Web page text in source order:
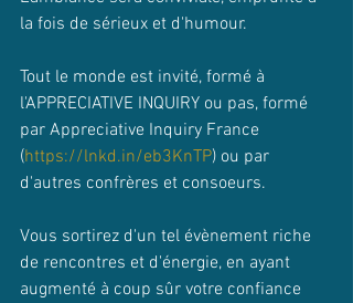
la fois de sérieux et d'humour.
Tout le monde est invité, formé à
l'APPRECIATIVE INQUIRY ou pas, formé
par Appreciative Inquiry France
(https://lnkd.in/eb3KnTP) ou par
d'autres confrères et consoeurs.
Vous sortirez d'un tel évènement riche
de rencontres et d'énergie, en ayant
augmenté à coup sûr votre confiance